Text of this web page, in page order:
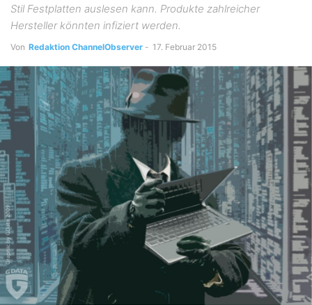
Stil Festplatten auslesen kann. Produkte zahlreicher
Hersteller könnten infiziert werden.
Von Redaktion ChannelObserver - 17. Februar 2015